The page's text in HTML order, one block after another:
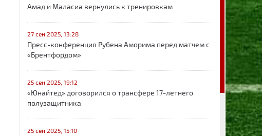
Амад и Маласиа вернулись к тренировкам
27 сен 2025, 13:28
Пресс-конференция Рубена Аморима перед матчем с
«Брентфордом»
25 сен 2025, 19:12
«Юнайтед» договорился о трансфере 17-летнего
полузащитника
25 сен 2025, 15:10